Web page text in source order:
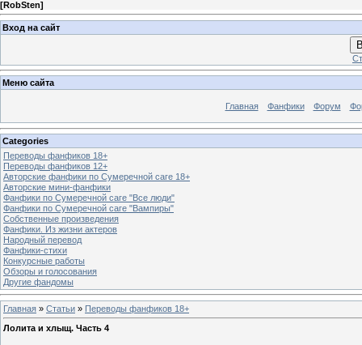
[RobSten]
Вход на сайт
Меню сайта
Главная Фанфики Форум
Categories
Переводы фанфиков 18+
Переводы фанфиков 12+
Авторские фанфики по Сумеречной саге 18+
Авторские мини-фанфики
Фанфики по Сумеречной саге "Все люди"
Фанфики по Сумеречной саге "Вампиры"
Собственные произведения
Фанфики. Из жизни актеров
Народный перевод
Фанфики-стихи
Конкурсные работы
Обзоры и голосования
Другие фандомы
Главная » Статьи » Переводы фанфиков 18+
Лолита и хлыщ. Часть 4